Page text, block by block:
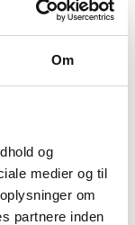
Om
og
medier og til
om
partnere inden
100 dages
returret